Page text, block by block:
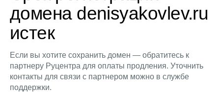
домена denisyakovlev.ru
истек
Если вы хотите сохранить домен — обратитесь к
партнеру Руцентра для оплаты продления. Уточнить
контакты для связи с партнером можно в службе
поддержки.